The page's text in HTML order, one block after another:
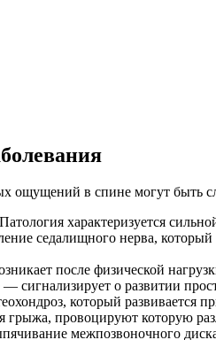
ощущений в спине могут быть
характеризуется
седалищного нерва, который
после физической
сигнализирует о развитии
который развивается
грыжа, провоцируют которую
межпозвоночного